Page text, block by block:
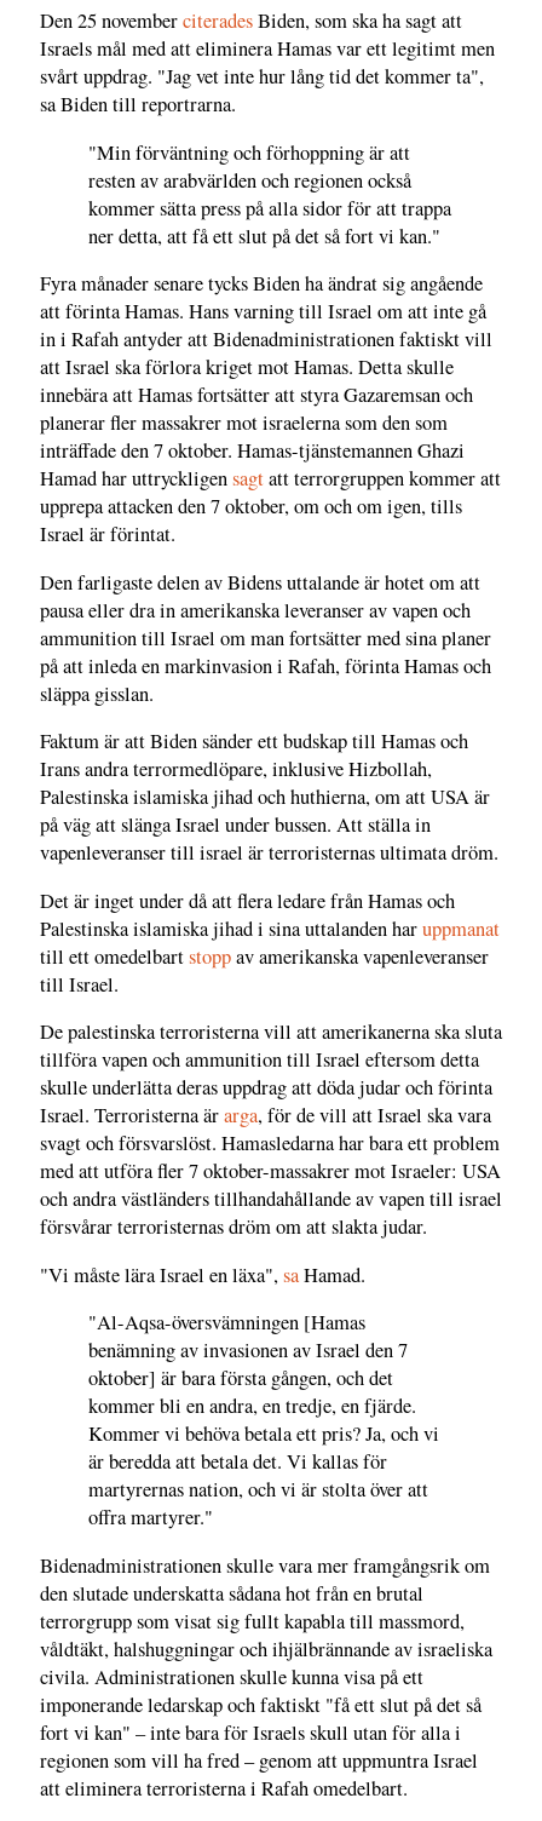
Den 25 novemberciteradesBiden, som ska ha sagt att
Israels mål med att eliminera Hamas var ett legitimt men
svårt uppdrag. "Jag vet inte hur lång tid det kommer ta",
sa Biden till reportrarna.
"Min förväntning och förhoppning är att
resten av arabvärlden och regionen också
kommer sätta press på alla sidor för att trappa
ner detta, att få ett slut på det så fort vi kan."
Fyra månader senare tycks Biden ha ändrat sig angående
att förinta Hamas. Hans varning till Israel om att inte gå
in i Rafah antyder att Bidenadministrationen faktiskt vill
att Israel ska förlora kriget mot Hamas. Detta skulle
innebära att Hamas fortsätter att styra Gazaremsan och
planerar fler massakrer mot israelerna som den som
inträffade den 7 oktober. Hamas-tjänstemannen Ghazi
Hamad har uttryckligensagtatt terrorgruppen kommer att
upprepa attacken den 7 oktober, om och om igen, tills
Israel är förintat.
Den farligaste delen av Bidens uttalande är hotet om att
pausa eller dra in amerikanska leveranser av vapen och
ammunition till Israel om man fortsätter med sina planer
på att inleda en markinvasion i Rafah, förinta Hamas och
släppa gisslan.
Faktum är att Biden sänder ett budskap till Hamas och
Irans andra terrormedlöpare, inklusive Hizbollah,
Palestinska islamiska jihad och huthierna, om att USA är
på väg att slänga Israel under bussen. Att ställa in
vapenleveranser till israel är terroristernas ultimata dröm.
Det är inget under då att flera ledare från Hamas och
Palestinska islamiska jihad i sina uttalanden haruppmanat
till ett omedelbartstoppav amerikanska vapenleveranser
till Israel.
De palestinska terroristerna vill att amerikanerna ska sluta
tillföra vapen och ammunition till Israel eftersom detta
skulle underlätta deras uppdrag att döda judar och förinta
Israel. Terroristerna ärarga, för de vill att Israel ska vara
svagt och försvarslöst. Hamasledarna har bara ett problem
med att utföra fler 7 oktober-massakrer mot Israeler: USA
och andra västländers tillhandahållande av vapen till israel
försvårar terroristernas dröm om att slakta judar.
"Vi måste lära Israel en läxa",saHamad.
"Al-Aqsa-översvämningen [Hamas
benämning av invasionen av Israel den 7
oktober] är bara första gången, och det
kommer bli en andra, en tredje, en fjärde.
Kommer vi behöva betala ett pris? Ja, och vi
är beredda att betala det. Vi kallas för
martyrernas nation, och vi är stolta över att
offra martyrer."
Bidenadministrationen skulle vara mer framgångsrik om
den slutade underskatta sådana hot från en brutal
terrorgrupp som visat sig fullt kapabla till massmord,
våldtäkt, halshuggningar och ihjälbrännande av israeliska
civila. Administrationen skulle kunna visa på ett
imponerande ledarskap och faktiskt "få ett slut på det så
fort vi kan" – inte bara för Israels skull utan för alla i
regionen som vill ha fred – genom att uppmuntra Israel
att eliminera terroristerna i Rafah omedelbart.